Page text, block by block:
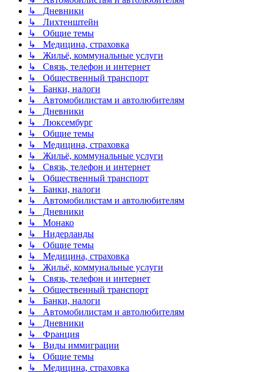
↳ Дневники
↳ Лихтенштейн
↳ Общие темы
↳ Медицина, страховка
↳ Жильё, коммунальные услуги
↳ Связь, телефон и интернет
↳ Общественный транспорт
↳ Банки, налоги
↳ Автомобилистам и автолюбителям
↳ Дневники
↳ Люксембург
↳ Общие темы
↳ Медицина, страховка
↳ Жильё, коммунальные услуги
↳ Связь, телефон и интернет
↳ Общественный транспорт
↳ Банки, налоги
↳ Автомобилистам и автолюбителям
↳ Дневники
↳ Монако
↳ Нидерланды
↳ Общие темы
↳ Медицина, страховка
↳ Жильё, коммунальные услуги
↳ Связь, телефон и интернет
↳ Общественный транспорт
↳ Банки, налоги
↳ Автомобилистам и автолюбителям
↳ Дневники
↳ Франция
↳ Виды иммиграции
↳ Общие темы
↳ Медицина, страховка